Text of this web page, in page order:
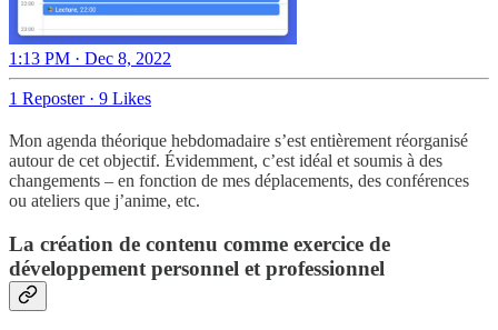
1:13 PM · Dec 8, 2022
1 Reposter· 9 Likes
Mon agenda théorique hebdomadaire s’est entièrement réorganisé
autour de cet objectif. Évidemment, c’est idéal et soumis à des
changements – en fonction de mes déplacements, des conférences
ou ateliers que j’anime, etc.
La création de contenu comme exercice de
développement personnel et professionnel